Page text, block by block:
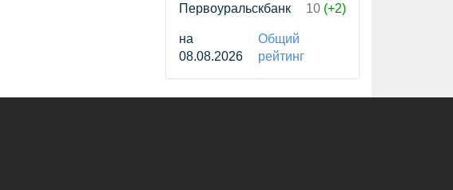
Первоуральскбанк
10 (+2)
на
08.08.2026
Общий
рейтинг